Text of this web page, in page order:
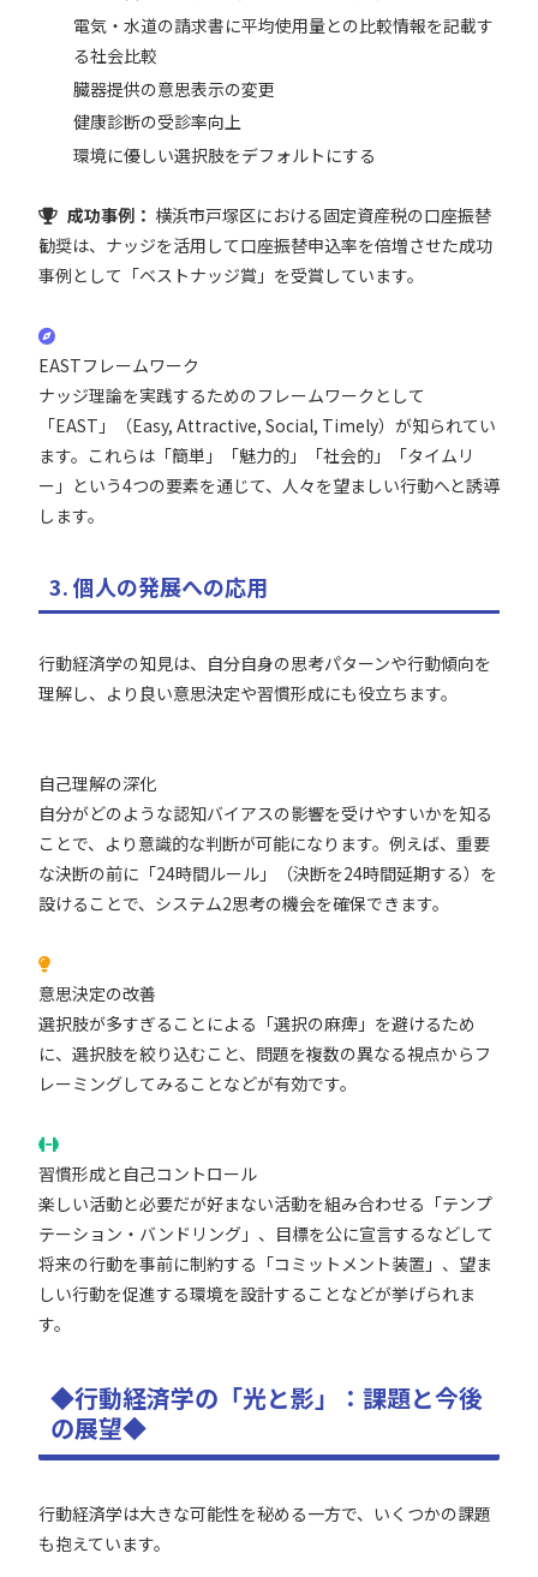
電気・水道の請求書に平均使用量との比較情報を記載す
る社会比較
臓器提供の意思表示の変更
健康診断の受診率向上
環境に優しい選択肢をデフォルトにする
成功事例： 横浜市戸塚区における固定資産税の口座振替
勧奨は、ナッジを活用して口座振替申込率を倍増させた成功
事例として「ベストナッジ賞」を受賞しています。
EASTフレームワーク
ナッジ理論を実践するためのフレームワークとして
「EAST」（Easy, Attractive, Social, Timely）が知られてい
ます。これらは「簡単」「魅力的」「社会的」「タイムリ
ー」という4つの要素を通じて、人々を望ましい行動へと誘導
します。
3. 個人の発展への応用
行動経済学の知見は、自分自身の思考パターンや行動傾向を
理解し、より良い意思決定や習慣形成にも役立ちます。
自己理解の深化
自分がどのような認知バイアスの影響を受けやすいかを知る
ことで、より意識的な判断が可能になります。例えば、重要
な決断の前に「24時間ルール」（決断を24時間延期する）を
設けることで、システム2思考の機会を確保できます。
意思決定の改善
選択肢が多すぎることによる「選択の麻痺」を避けるため
に、選択肢を絞り込むこと、問題を複数の異なる視点からフ
レーミングしてみることなどが有効です。
習慣形成と自己コントロール
楽しい活動と必要だが好まない活動を組み合わせる「テンプ
テーション・バンドリング」、目標を公に宣言するなどして
将来の行動を事前に制約する「コミットメント装置」、望ま
しい行動を促進する環境を設計することなどが挙げられま
す。
◆行動経済学の「光と影」：課題と今後
の展望◆
行動経済学は大きな可能性を秘める一方で、いくつかの課題
も抱えています。